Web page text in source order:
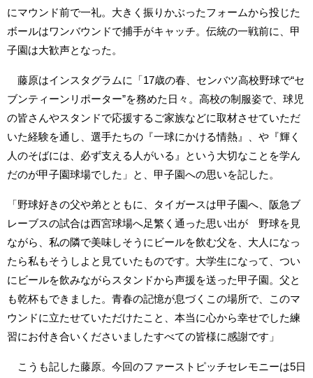
にマウンド前で一礼。大きく振りかぶったフォームから投じた
ボールはワンバウンドで捕手がキャッチ。伝統の一戦前に、甲
子園は大歓声となった。
藤原はインスタグラムに「17歳の春、センバツ高校野球で“セ
ブンティーンリポーター”を務めた日々。高校の制服姿で、球児
の皆さんやスタンドで応援するご家族などに取材させていただ
いた経験を通し、選手たちの『一球にかける情熱』、や『輝く
人のそばには、必ず支える人がいる』という大切なことを学ん
だのが甲子園球場でした」と、甲子園への思いを記した。
「野球好きの父や弟とともに、タイガースは甲子園へ、阪急ブ
レーブスの試合は西宮球場へ足繁く通った思い出が 野球を見
ながら、私の隣で美味しそうにビールを飲む父を、大人になっ
たら私もそうしよと見ていたものです。大学生になって、つい
にビールを飲みながらスタンドから声援を送った甲子園。父と
も乾杯もできました。青春の記憶が息づくこの場所で、このマ
ウンドに立たせていただけたこと、本当に心から幸せでした練
習にお付き合いくださいましたすべての皆様に感謝です」
こうも記した藤原。今回のファーストピッチセレモニーは5日